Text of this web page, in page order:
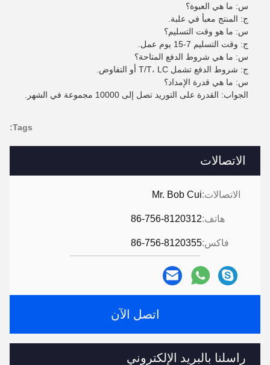
الاتصالات
الاتصالات:Mr. Bob Cui
هاتف:86-756-8120312
فاكس:86-756-8120355
اتصل الآن
راسلنا بالبريد الإلكتروني
س: ما هي العبوة؟
ج: المنتج معبأ في علبة.
س: ما هو وقت التسليم؟
ج: وقت التسليم 7-15 يوم عمل.
س: ما هي شروط الدفع المتاحة؟
ج: شروط الدفع تشمل T/T، LC أو التفاوض.
س: ما هي قدرة الإمداد؟
الجواب: القدرة على التوريد تصل إلى 10000 مجموعة في الشهر.
Tags: